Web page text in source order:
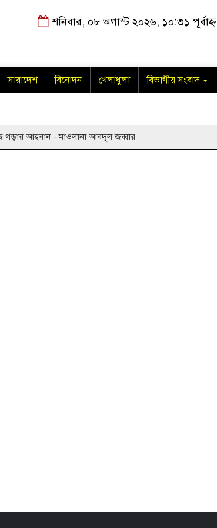
শনিবার, ০৮ অগাস্ট ২০২৬, ১০:৩১ পূর্বাহ্ন
সারাদেশ বিনোদন খেলাধুলা বিভাগীয় সংবাদ
আহবান - মাওলানা আবদুল জব্বার